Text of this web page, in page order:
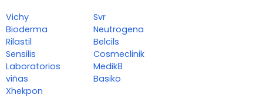
Vichy
Bioderma
Rilastil
Sensilis
Laboratorios
viñas
Xhekpon
Svr
Neutrogena
Belcils
Cosmeclinik
Medik8
Basiko